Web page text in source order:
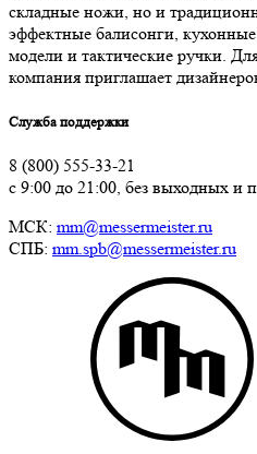
складные ножи, но и
эффектные балисонги,
модели и тактические ручки.
компания приглашает
Служба поддержки
8 (800) 555-33-21
с 9:00 до 21:00, без выходных и
МСК: mm@messermeister.ru
СПБ: mm.spb@messermeister.ru